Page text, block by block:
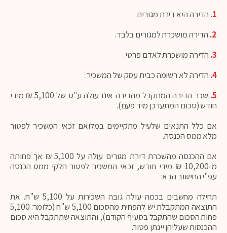
1. הדירה היא דירת מגורים.
2. הדירה מושכרת למגורים בלבד.
3. הדירה מושכרת לאדם פרטי.
4. הדירה לא רשומה כבית עסק של המשכיר.
5.
שכר הדירה המתקבל מהדירה אינו עולה ע"ס של 5,100 ₪ מידי
חודש (סכום המתעדכן מיד פעם).
אם כלל התנאים שלעיל מתקיימים במלואם זכאי המשכיר לפטור
מלא ממס הכנסה.
אם ההכנסה מהשכרת דירת מגורים עולה על 5,100 ₪ אך פחותה
מ-10,200 ₪ מידי חודש, זכאי המשכיר לפטור חלקי ממס הכנסה
עפ"י החישוב הבא:
תחילה מחשבים בכמה עולה גובה השכירות על 5,100 ש"ח. את
התוצאה המתקבלת יש להפחית מהסכום 5,100 ש"ח (כלומר: 5,100
פחות הסכום שהתקבל בסעיף הקודם), והתוצאה שתתקבל היא סכום
ההכנסות שעליהן יינתן פטור.